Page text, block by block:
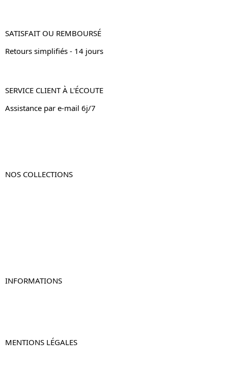
SATISFAIT OU REMBOURSÉ
Retours simplifiés - 14 jours
SERVICE CLIENT À L'ÉCOUTE
Assistance par e-mail 6j/7
NOS COLLECTIONS
INFORMATIONS
MENTIONS LÉGALES